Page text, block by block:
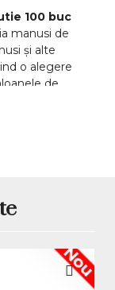
100 buc
manusi de
și alte
o alegere
de
din nitril,
superioară
alergice
Nou